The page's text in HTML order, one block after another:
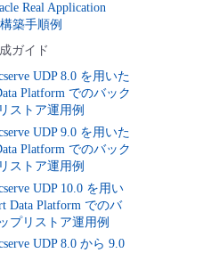
Real Application
築手順例
ガイド
UDP 8.0 を用いた
Platform でのバック
ストア運用例
UDP 9.0 を用いた
Platform でのバック
ストア運用例
UDP 10.0 を用い
Data Platform でのバ
プリストア運用例
UDP 8.0 から 9.0